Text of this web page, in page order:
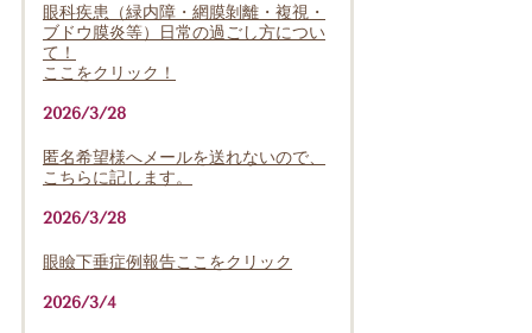
眼科疾患（緑内障・網膜剝離・複視・
ブドウ膜炎等）日常の過ごし方につい
て！
ここをクリック！
2026/3/28
匿名希望様へメールを送れないので、
こちらに記します。
2026/3/28
眼瞼下垂症例報告ここをクリック
2026/3/4